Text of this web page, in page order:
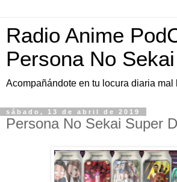
Radio Anime
Persona No
Acompañándote en tu locura diaria mal
sábado, 13 de abril de 2019
Persona No Sekai Super